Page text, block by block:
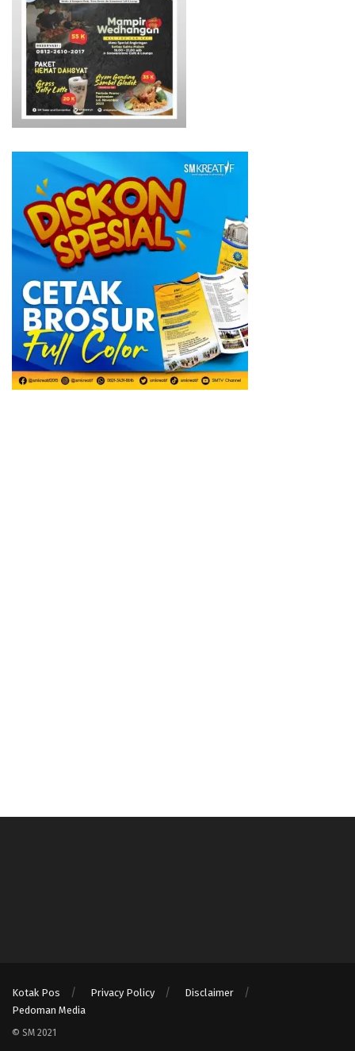
Kotak Pos Privacy Policy
Disclaimer
Pedoman Media
© SM 2021